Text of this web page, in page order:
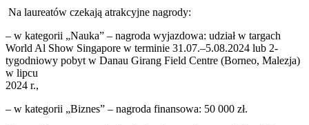
Na laureatów czekają atrakcyjne nagrody:
– w kategorii „Nauka” – nagroda wyjazdowa: udział w targach
World Al Show Singapore w terminie 31.07.–5.08.2024 lub 2-
tygodniowy pobyt w Danau Girang Field Centre (Borneo, Malezja)
w lipcu
2024 r.,
– w kategorii „Biznes” – nagroda finansowa: 50 000 zł.